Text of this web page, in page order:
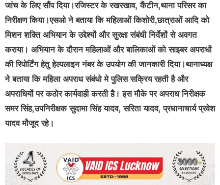
जांच के लिए सौंप दिया।रजिस्टर के रखरखाव, कैंटीन,थाना परिसर का
निरीक्षण किया।एसओ ने बताया कि महिलाओं किशोरी,छात्राओं आदि को
मिशन शक्ति अभियान के उद्देश्यों और सुरक्षा संबंधी निर्देशों से अवगत
कराया। अभियान के दौरान महिलाओं और बालिकाओं को साइबर अपराधों
की रिपोर्टिंग हेतु हेल्पलाइन नंबर के उपयोग की जानकारी दिया।थानाध्यक्ष
ने बताया कि महिला अपराध संबंधो मे पुलिस सक्रिय रहती है और
अपराधियों पर कठोर कार्यवाही करती है। इस मौके पर अपराध निरीक्षक
समर सिंह,उपनिरीक्षक सुदामा सिंह यादव, सरिता यादव, प्रधानाचार्य प्रवेश
यादव मौजूद रहे।